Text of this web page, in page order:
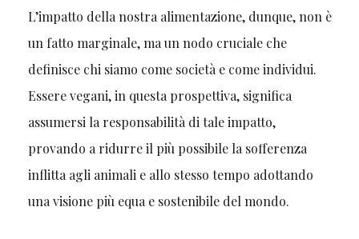
L’impatto della nostra alimentazione, dunque, non è
un fatto marginale, ma un nodo cruciale che
definisce chi siamo come società e come individui.
Essere vegani, in questa prospettiva, significa
assumersi la responsabilità di tale impatto,
provando a ridurre il più possibile la sofferenza
inflitta agli animali e allo stesso tempo adottando
una visione più equa e sostenibile del mondo.